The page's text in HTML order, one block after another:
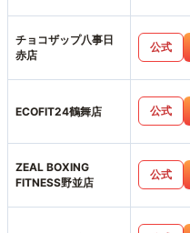
チョコザップ八事日
赤店
公式
ECOFIT24鶴舞店 公式
ZEAL BOXING
FITNESS野並店
公式